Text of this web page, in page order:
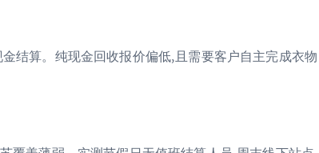
结算。纯现金回收报价偏低,且需要客户自主完成衣物